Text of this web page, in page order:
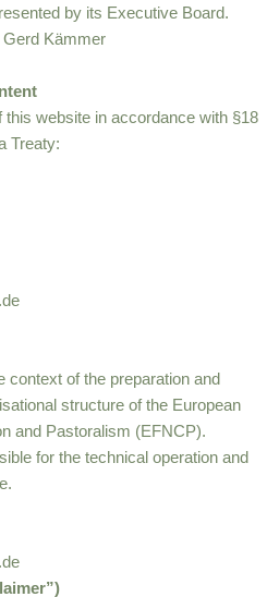
by its Executive Board.
Kämmer
this website in accordance with §18
Treaty:
context of the preparation and
structure of the European
and Pastoralism (EFNCP).
for the technical operation and